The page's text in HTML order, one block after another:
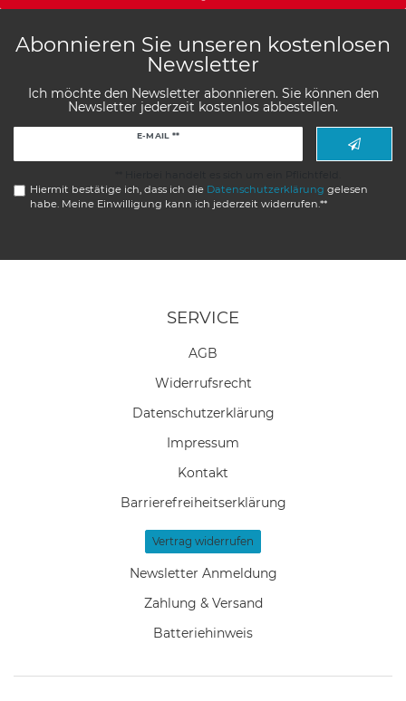
Abonnieren Sie unseren kostenlosen
Newsletter
Ich möchte den Newsletter abonnieren. Sie können den
Newsletter jederzeit kostenlos abbestellen.
E-MAIL **
Hiermit bestätige ich, dass ich die Daten­schutz­erklärung gelesen
habe. Meine Einwilligung kann ich jederzeit widerrufen.**
SERVICE
AGB
Widerrufs­recht
Daten­schutz­erklärung
Impressum
Kontakt
Barrierefreiheitserklärung
Vertrag widerrufen
Newsletter Anmeldung
Zahlung & Versand
Batteriehinweis